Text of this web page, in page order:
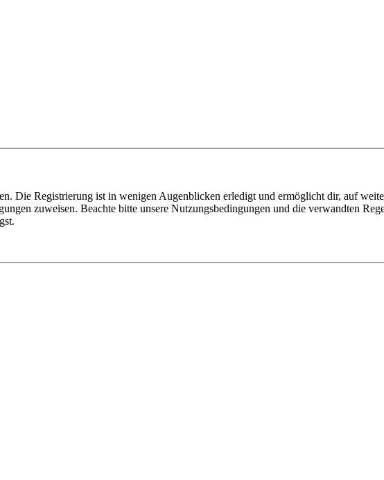
Die Registrierung ist in wenigen Augenblicken erledigt und ermöglicht dir, auf
zuweisen. Beachte bitte unsere Nutzungsbedingungen und die verwandten